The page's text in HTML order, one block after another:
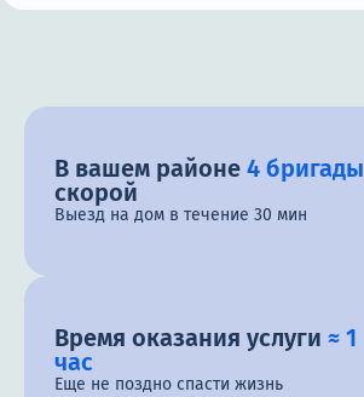
В вашем районе 4 бригады
скорой
Выезд на дом в течение 30 мин
Время оказания услуги ≈ 1
час
Еще не поздно спасти жизнь